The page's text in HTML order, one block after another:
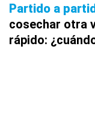
Partido a
cosechar otra
rápido: